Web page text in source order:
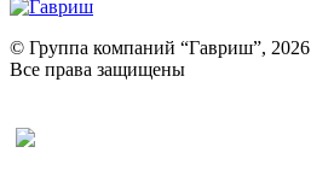
© Группа компаний “Гавриш”, 2026
Все права защищены